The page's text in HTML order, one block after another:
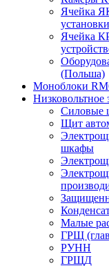
Ячейка
Ячейка
(Польша)
Моноблоки
Низковольтное
Силовые
Щит
шкафы
Малые
ГРЩ
РУНН
ГРЩД